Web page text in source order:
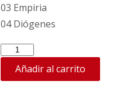
03 Empiria
04 Diógenes
Leiterman
Empiria
Añadir al carrito